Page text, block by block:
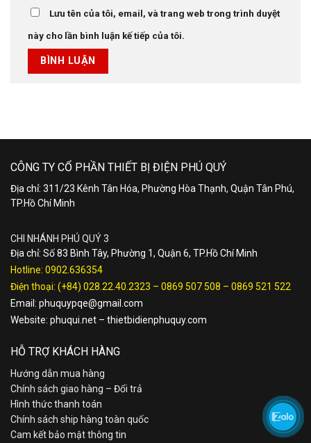
Lưu tên của tôi, email, và trang web trong trình duyệt
này cho lần bình luận kế tiếp của tôi.
CÔNG TY CỔ PHẦN THIẾT BỊ ĐIỆN PHÚ QUÝ
Địa chỉ: 311/23 Kênh Tân Hóa, Phường Hòa Thạnh, Quận Tân Phú,
TP.Hồ Chí Minh
CHI NHÁNH PHÚ QUÝ 3
Địa chỉ: Số 83 Bình Tây, Phường 1, Quận 6, TP.Hồ Chí Minh
Hotline: 0902.636354
Điện thoại: (+84) 028.22.40.2323 – 0869 507 508 – 0869 521 522
Email: phuquypqe@gmail.com
Website: phuqui.net – thietbidienphuquy.com
HỖ TRỢ KHÁCH HÀNG
Hướng dẫn mua hàng
Chính sách giao hàng – Đổi trả
Hình thức thanh toán
Chính sách ship hàng toàn quốc
Cam kết bảo mật thông tin